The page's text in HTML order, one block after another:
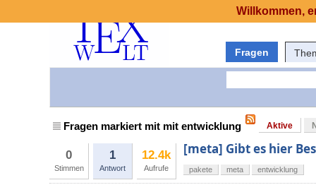
Fragen
Fragen markiert mit mit entwicklung Aktive
0
Stimmen
1
Antwort
12.4k
Aufrufe
[meta] Gibt es hier
pakete meta entwicklung
Willkommen,